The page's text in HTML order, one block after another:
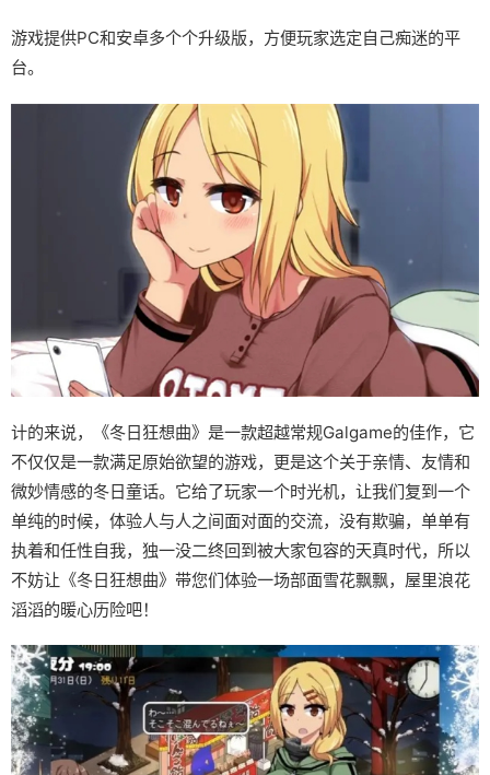
游戏提供PC和安卓多个个升级版，方便玩家选定自己痴迷的平
台。
计的来说，《冬日狂想曲》是一款​​超越常规Galgame的佳作​​，它
不仅仅是一款满足原始欲望的游戏，更是这个关于亲情、友情和
微妙情感的冬日童话。它给了玩家一个时光机，让我们复到一个
单纯的时候，体验人与人之间面对面的交流，没有欺骗，单单有
执着和任性自我，独一没二终回到被大家包容的天真时代，所以
不妨让《冬日狂想曲》带您们体验一场​​部面雪花飘飘，屋里浪花
滔滔​​的暖心历险吧！